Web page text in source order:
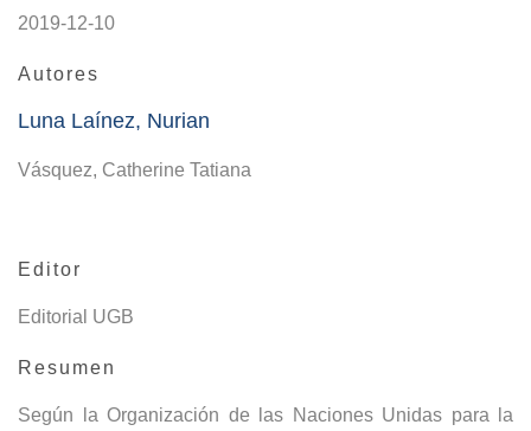
2019-12-10
Autores
Luna Laínez, Nurian
Vásquez, Catherine Tatiana
Editor
Editorial UGB
Resumen
Según la Organización de las Naciones Unidas para la